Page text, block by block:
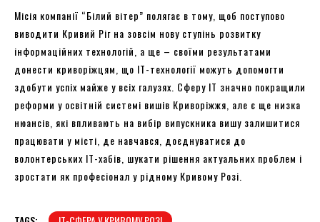
Місія компанії “Білий вітер” полягає в тому, щоб поступово
виводити Кривий Ріг на зовсім нову ступінь розвитку
інформаційних технологій, а ще – своїми результатами
донести криворіжцям, що IT-технології можуть допомогти
здобути успіх майже у всіх галузях. Сферу IT значно покращили
реформи у освітній системі вишів Криворіжжя, але є ще низка
нюансів, які впливають на вибір випускника вишу залишитися
працювати у місті, де навчався, доєднуватися до
волонтерських IT-хабів, шукати рішення актуальних проблем і
зростати як професіонал у рідному Кривому Розі.